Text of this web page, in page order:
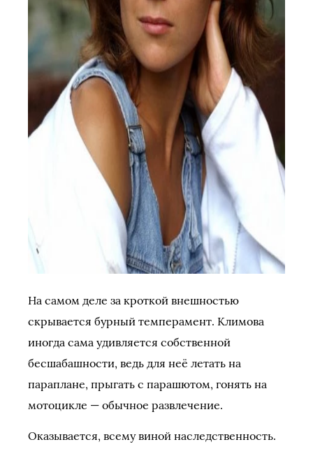
На самом деле за кроткой внешностью
скрывается бурный темперамент. Климова
иногда сама удивляется собственной
бесшабашности, ведь для неё летать на
параплане, прыгать с парашютом, гонять на
мотоцикле — обычное развлечение.
Оказывается, всему виной наследственность.